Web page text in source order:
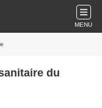
MENU
du